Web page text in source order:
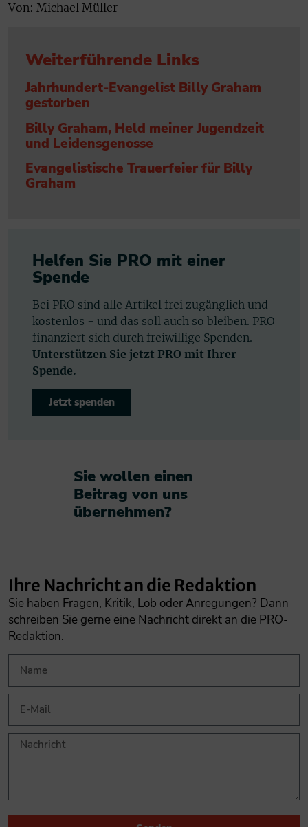
Von: Michael Müller
Weiterführende Links
Jahrhundert-Evangelist Billy Graham
gestorben
Billy Graham, Held meiner Jugendzeit
und Leidensgenosse
Evangelistische Trauerfeier für Billy
Graham
Helfen Sie PRO mit einer
Spende
Bei PRO sind alle Artikel frei zugänglich und
kostenlos - und das soll auch so bleiben. PRO
finanziert sich durch freiwillige Spenden.
Unterstützen Sie jetzt PRO mit Ihrer
Spende.
Jetzt spenden
Sie wollen einen
Beitrag von uns
übernehmen?​
Ihre Nachricht an die Redaktion
Sie haben Fragen, Kritik, Lob oder Anregungen? Dann
schreiben Sie gerne eine Nachricht direkt an die PRO-
Redaktion.